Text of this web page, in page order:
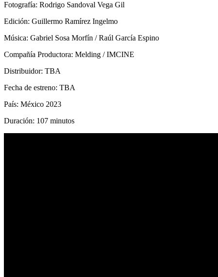
Fotografía: Rodrigo Sandoval Vega Gil
Edición: Guillermo Ramírez Ingelmo
Música: Gabriel Sosa Morfín / Raúl García Espino
Compañía Productora: Melding / IMCINE
Distribuidor: TBA
Fecha de estreno: TBA
País: México 2023
Duración: 107 minutos